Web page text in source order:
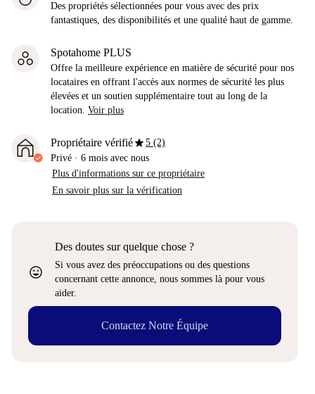
Des propriétés sélectionnées pour vous avec des prix
fantastiques, des disponibilités et une qualité haut de gamme.
Spotahome PLUS
Offre la meilleure expérience en matière de sécurité pour nos
locataires en offrant l'accès aux normes de sécurité les plus
élevées et un soutien supplémentaire tout au long de la
location. Voir plus
Propriétaire vérifiéstar5 (2)
Privé · 6 mois avec nous
Plus d'informations sur ce propriétaire
En savoir plus sur la vérification
sentiment_very_satisfied
Des doutes sur quelque chose ?
Si vous avez des préoccupations ou des questions
concernant cette annonce, nous sommes là pour vous
aider.
Contactez Notre Équipe